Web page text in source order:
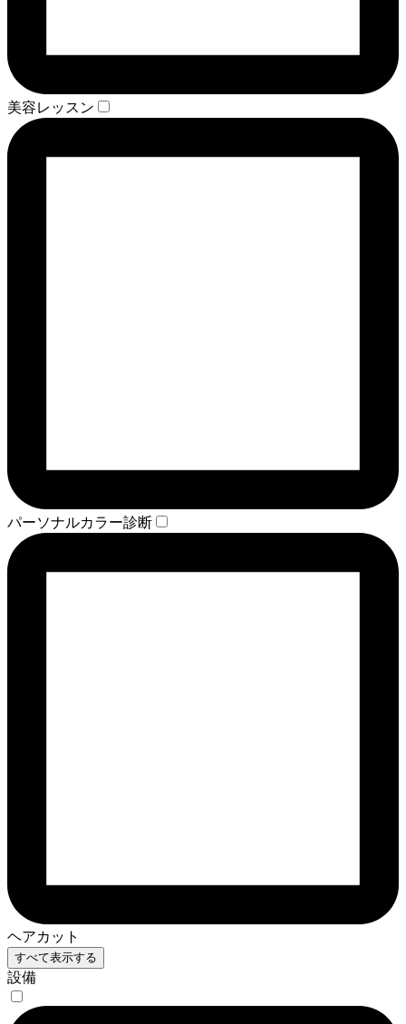
美容レッスン
パーソナルカラー診断
ヘアカット
すべて表示する
設備